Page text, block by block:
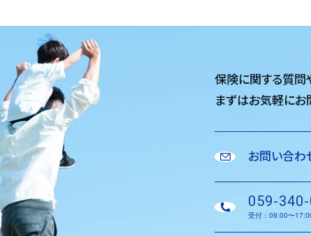
保険に関する質問
まずはお気軽にお
お問い合わ
059-
受付：09:00〜